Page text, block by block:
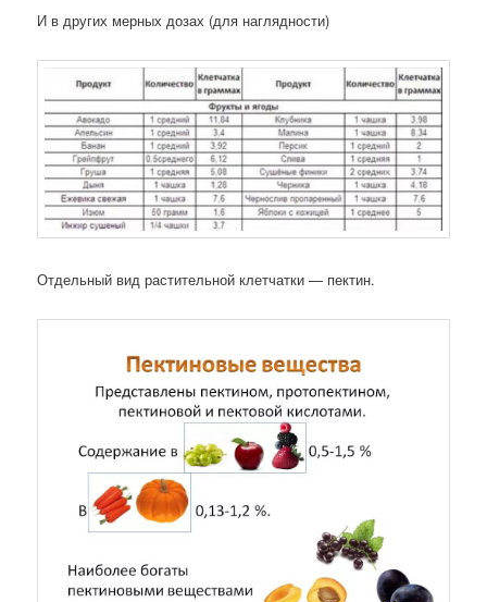
И в других мерных дозах (для наглядности)
Отдельный вид растительной клетчатки — пектин.